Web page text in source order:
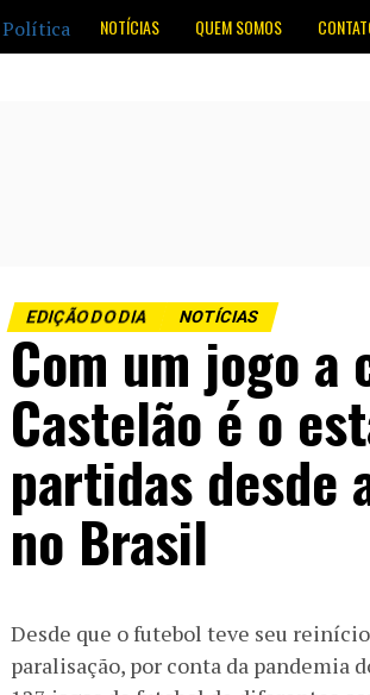
NOTÍCIAS QUEM SOMOS
EDIÇÃO DO DIA NOTÍCIAS
Com um jogo a
Castelão é o
partidas desde
no Brasil
Desde que o futebol teve seu
paralisação, por conta da pandemia